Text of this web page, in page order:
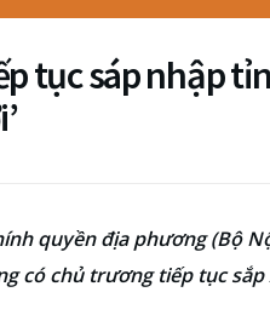
tục sáp nhập
quyền địa phương (Bộ
có chủ trương tiếp tục sắp